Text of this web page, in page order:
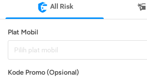
All Risk
Plat Mobil
Pilih plat mobil
Kode Promo (Opsional)